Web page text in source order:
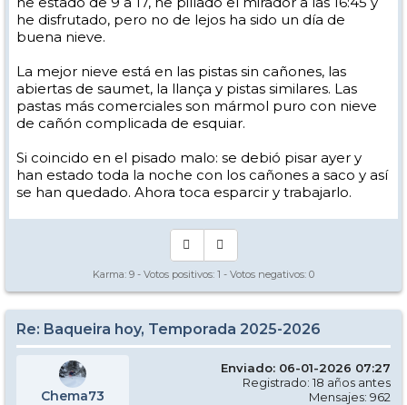
he disfrutado, pero no de lejos ha sido un día de
buena nieve.
La mejor nieve está en las pistas sin cañones, las
abiertas de saumet, la llança y pistas similares. Las
pastas más comerciales son mármol puro con nieve
de cañón complicada de esquiar.
Si coincido en el pisado malo: se debió pisar ayer y
han estado toda la noche con los cañones a saco y así
se han quedado. Ahora toca esparcir y trabajarlo.
Karma: 9 - Votos positivos: 1 - Votos negativos: 0
Re: Baqueira hoy, Temporada 2025-2026
Chema73
Enviado: 06-01-2026 07:27
Registrado: 18 años antes
Mensajes: 962